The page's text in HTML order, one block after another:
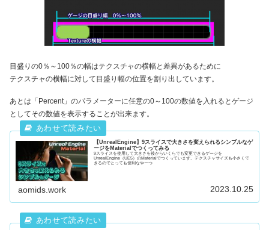
目盛りの0％～100％の幅はテクスチャの横幅と差異があるために
テクスチャの横幅に対して目盛り幅の位置を割り出しています。
あとは「Percent」のパラメーターに任意の0～100の数値を入れるとゲージ
としてその数値を表示することが出来ます。
【UnrealEngine】9スライスで大きさを変えられるシンプルなゲ
ージをMaterialでつくってみる
9スライスを使用して大きさを後からいくらでも変更できるゲージを
UnrealEngine（UE5）のMaterialでつくっています。テクスチャサイズも小さくで
きるのでとっても便利なやーつ
aomids.work 2023.10.25